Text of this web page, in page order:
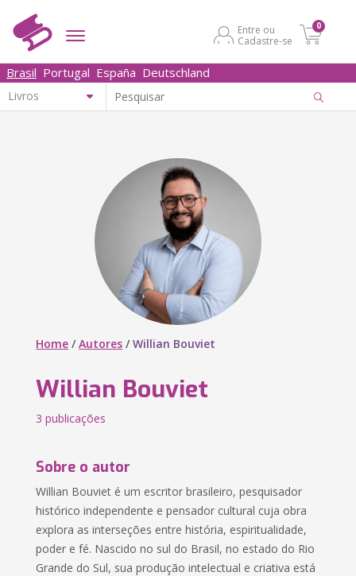
Entre ou
Cadastre-se
0
Brasil Portugal España Deutschland
Home /Autores /Willian Bouviet
Willian Bouviet
3 publicações
Sobre o autor
Willian Bouviet é um escritor brasileiro, pesquisador
histórico independente e pensador cultural cuja obra
explora as interseções entre história, espiritualidade,
poder e fé. Nascido no sul do Brasil, no estado do Rio
Grande do Sul, sua produção intelectual e criativa está